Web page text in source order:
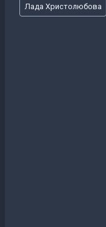
записи:
Лада Христолюбова